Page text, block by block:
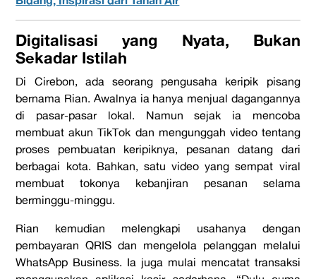
Digitalisasi yang Nyata, Bukan
Sekadar Istilah
Di Cirebon, ada seorang pengusaha keripik pisang
bernama Rian. Awalnya ia hanya menjual dagangannya
di pasar-pasar lokal. Namun sejak ia mencoba
membuat akun TikTok dan mengunggah video tentang
proses pembuatan keripiknya, pesanan datang dari
berbagai kota. Bahkan, satu video yang sempat viral
membuat tokonya kebanjiran pesanan selama
berminggu-minggu.
Rian kemudian melengkapi usahanya dengan
pembayaran QRIS dan mengelola pelanggan melalui
WhatsApp Business. Ia juga mulai mencatat transaksi